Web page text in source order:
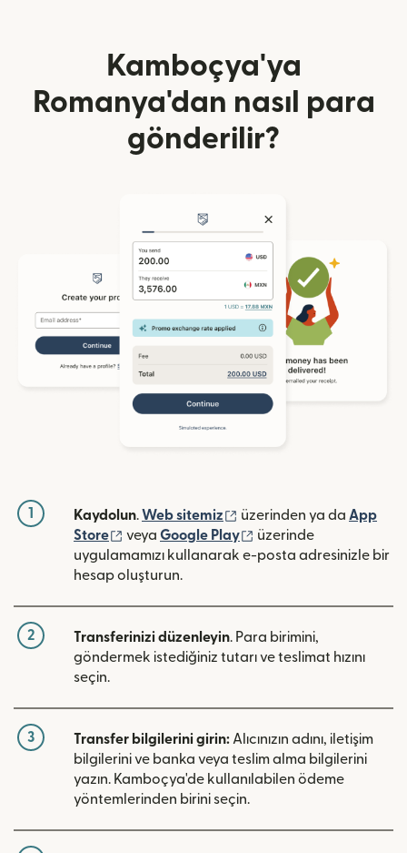
Kamboçya'ya
Romanya'dan nasıl para
gönderilir?
1 Kaydolun.Web sitemiz (yeni pencerede açılır)
üzerinden ya da App
Store
(yeni pencerede açılır)
veya Google Play (yeni pencerede açılır)
üzerinde
uygulamamızı kullanarak e-posta adresinizle bir
hesap oluşturun.
2 Transferinizi düzenleyin. Para birimini,
göndermek istediğiniz tutarı ve teslimat hızını
seçin.
3 Transfer bilgilerini girin: Alıcınızın adını, iletişim
bilgilerini ve banka veya teslim alma bilgilerini
yazın. Kamboçya'de kullanılabilen ödeme
yöntemlerinden birini seçin.